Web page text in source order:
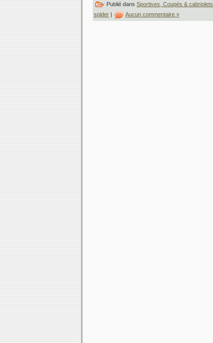
Publié dans Sportives, Coupés & cabriolets
spider | Aucun commentaire »